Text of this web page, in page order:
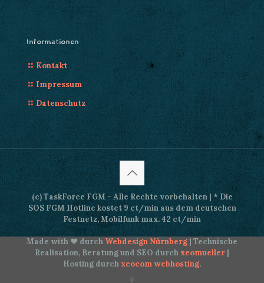
Informationen
Kontakt
Impressum
Datenschutz
(c) TaskForce FGM - Alle Rechte vorbehalten | * Die
SOS FGM Hotline kostet 9 ct/min aus dem deutschen
Festnetz, Mobilfunk max. 42 ct/min
Made with ♥ durch Webdesign Nürnberg | Technische
Realisation, Beratung und SEO durch xeomueller |
Hosting durch xeocom webhosting.